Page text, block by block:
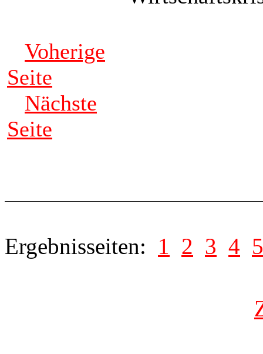
Voherige
Seite
Nächste
Seite
Ergebnisseiten: 1 2 3 4 5